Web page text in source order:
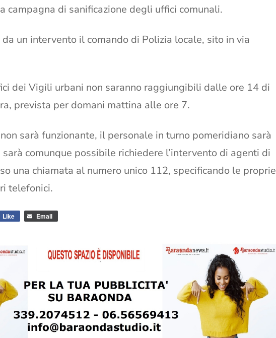
campagna di sanificazione degli uffici comunali.
un intervento il comando di Polizia locale, sito in via
dei Vigili urbani non saranno raggiungibili dalle ore 14 di
prevista per domani mattina alle ore 7.
sarà funzionante, il personale in turno pomeridiano sarà
comunque possibile richiedere l’intervento di agenti di
una chiamata al numero unico 112, specificando le proprie
telefonici.
Like Email